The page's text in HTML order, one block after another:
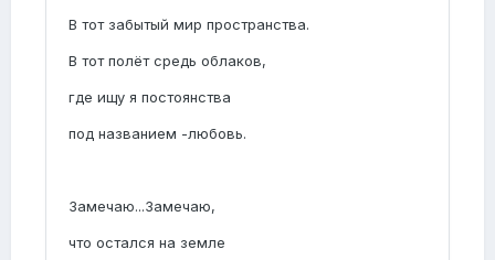
В тот забытый мир пространства.
В тот полёт средь облаков,
где ищу я постоянства
под названием -любовь.
Замечаю...Замечаю,
что остался на земле